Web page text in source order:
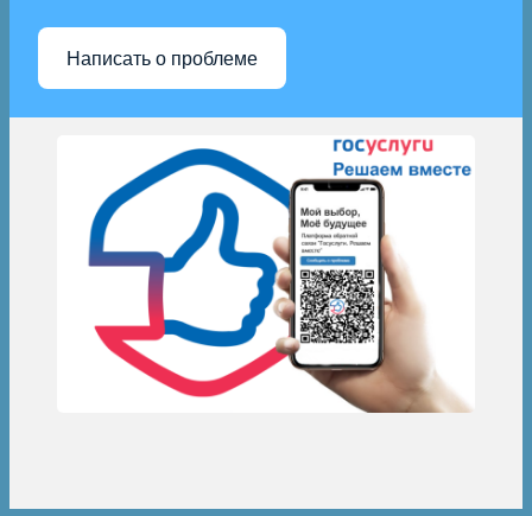
Написать о проблеме